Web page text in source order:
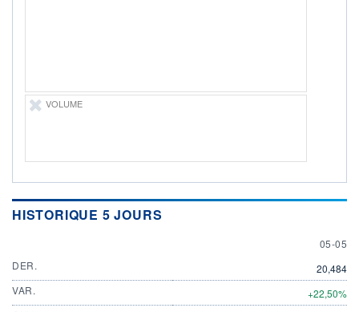
Non éligible
Boursobank
VOLUME
HISTORIQUE 5 JOURS
5 MAY
05-05
DER.
20,484
VAR.
+22,50%